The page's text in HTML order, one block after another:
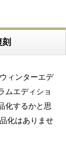
ィンターエデ
ムエディショ
化するかと思
化はありませ